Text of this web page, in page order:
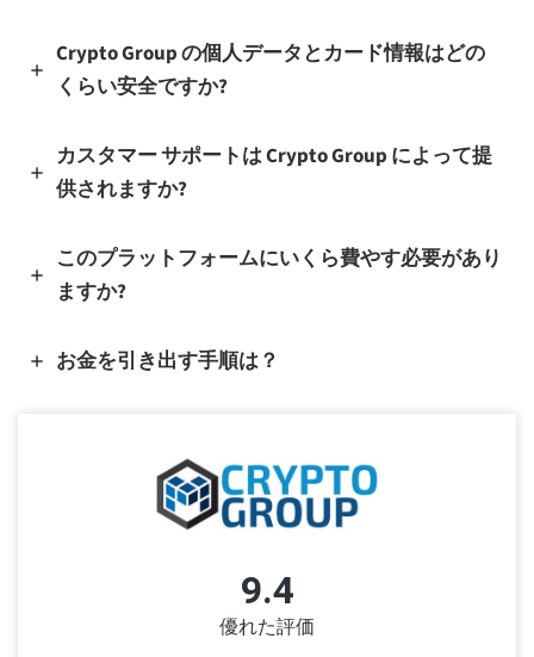
Crypto Group の個人データとカード情報はどの
くらい安全ですか?
カスタマー サポートは Crypto Group によって提
供されますか?
このプラットフォームにいくら費やす必要があり
ますか?
お金を引き出す手順は？
9.4
優れた評価